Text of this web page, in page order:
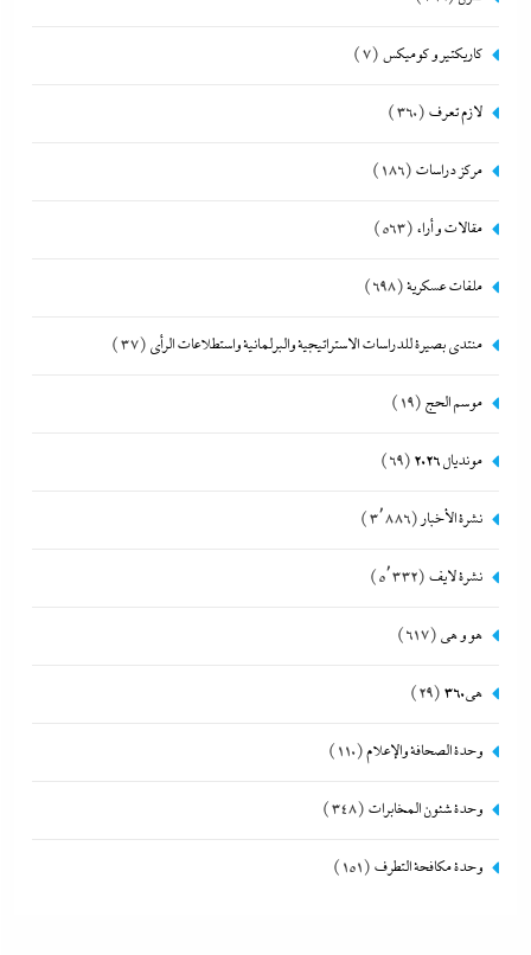
كاريكتير و كوميكس (7)
لازم تعرف (360)
مركز دراسات (186)
مقالات و أراء (563)
ملفات عسكرية(698)
منتدى بصيرة للدراسات الاستراتيجية والبرلمانية واستطلاعات الرأى (37)
موسم الحج (19)
مونديال 2026 (69)
نشرة الأخبار (3٬886)
نشرة لايف (5٬332)
هو و هي (617)
هى360 (29)
وحدة الصحافة والإعلام(110)
وحدة شئون المخابرات (348)
وحدة مكافحة التطرف (151)